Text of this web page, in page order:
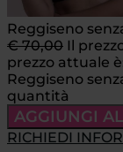
Reggiseno
€70,00 Il
prezzo attuale
Reggiseno
quantità
AGGIUNGI
RICHIEDI